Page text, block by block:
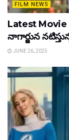
FILM NEWS
Latest Movie
నాగార్జున
JUNE 26, 2025